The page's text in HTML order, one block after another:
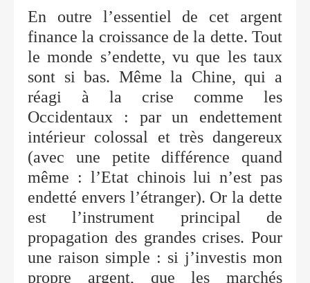
En outre l’essentiel de cet argent
finance la croissance de la dette. Tout
le monde s’endette, vu que les taux
sont si bas. Même la Chine, qui a
réagi à la crise comme les
Occidentaux : par un endettement
intérieur colossal et très dangereux
(avec une petite différence quand
même : l’Etat chinois lui n’est pas
endetté envers l’étranger). Or la dette
est l’instrument principal de
propagation des grandes crises. Pour
une raison simple : si j’investis mon
propre argent, que les marchés